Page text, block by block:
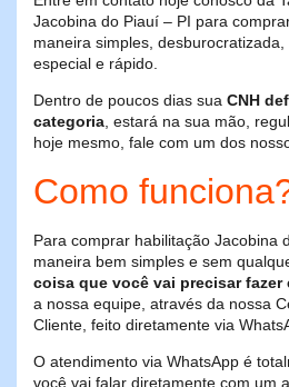
Jacobina do Piauí – PI para
maneira simples,
especial e rápido.
Dentro de poucos dias sua CNH
categoria, estará na sua mão,
hoje mesmo, fale com um dos
Como
Para comprar habilitação Jacobina
maneira bem simples e sem
coisa que você vai precisar fazer
a nossa equipe, através da nossa
Cliente, feito diretamente via
O atendimento via WhatsApp é
você vai falar diretamente com um